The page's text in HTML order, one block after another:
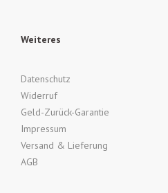
Weiteres
Datenschutz
Widerruf
Geld-Zurück-Garantie
Impressum
Versand & Lieferung
AGB